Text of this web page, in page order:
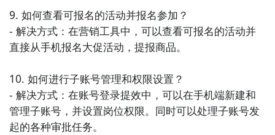
9. 如何查看可报名的活动并报名参加？
- 解决方式：在营销工具中，可以查看可报名的活动并
直接从手机报名大促活动，提报商品。
10. 如何进行子账号管理和权限设置？
- 解决方式：在账号登录提效中，可以在手机端新建和
管理子账号，并设置岗位权限。同时可以处理子账号发
起的各种审批任务。